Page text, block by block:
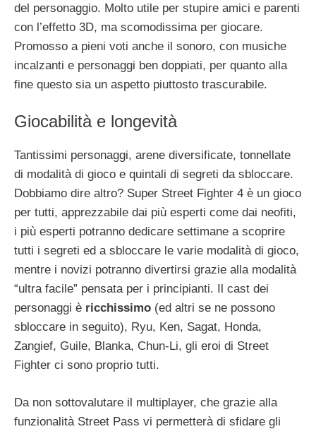
del personaggio. Molto utile per stupire amici e parenti
con l’effetto 3D, ma scomodissima per giocare.
Promosso a pieni voti anche il sonoro, con musiche
incalzanti e personaggi ben doppiati, per quanto alla
fine questo sia un aspetto piuttosto trascurabile.
Giocabilità e longevità
Tantissimi personaggi, arene diversificate, tonnellate
di modalità di gioco e quintali di segreti da sbloccare.
Dobbiamo dire altro? Super Street Fighter 4 è un gioco
per tutti, apprezzabile dai più esperti come dai neofiti,
i più esperti potranno dedicare settimane a scoprire
tutti i segreti ed a sbloccare le varie modalità di gioco,
mentre i novizi potranno divertirsi grazie alla modalità
“ultra facile” pensata per i principianti. Il cast dei
personaggi è ricchissimo (ed altri se ne possono
sbloccare in seguito), Ryu, Ken, Sagat, Honda,
Zangief, Guile, Blanka, Chun-Li, gli eroi di Street
Fighter ci sono proprio tutti.
Da non sottovalutare il multiplayer, che grazie alla
funzionalità Street Pass vi permetterà di sfidare gli